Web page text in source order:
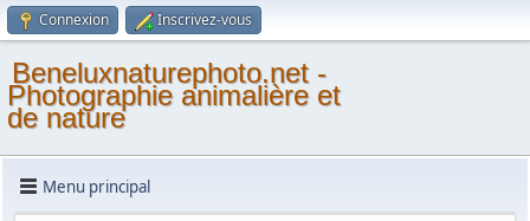
Connexion Inscrivez-vous
Beneluxnaturephoto.net -
Photographie animalière et
de nature
Menu principal